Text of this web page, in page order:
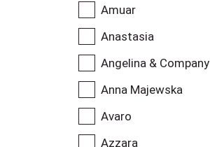
Amuar
Anastasia
Angelina & Company
Anna Majewska
Avaro
Azzara